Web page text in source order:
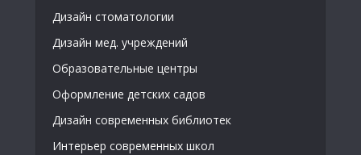
Дизайн стоматологии
Дизайн мед. учреждений
Образовательные центры
Оформление детских садов
Дизайн современных библиотек
Интерьер современных школ